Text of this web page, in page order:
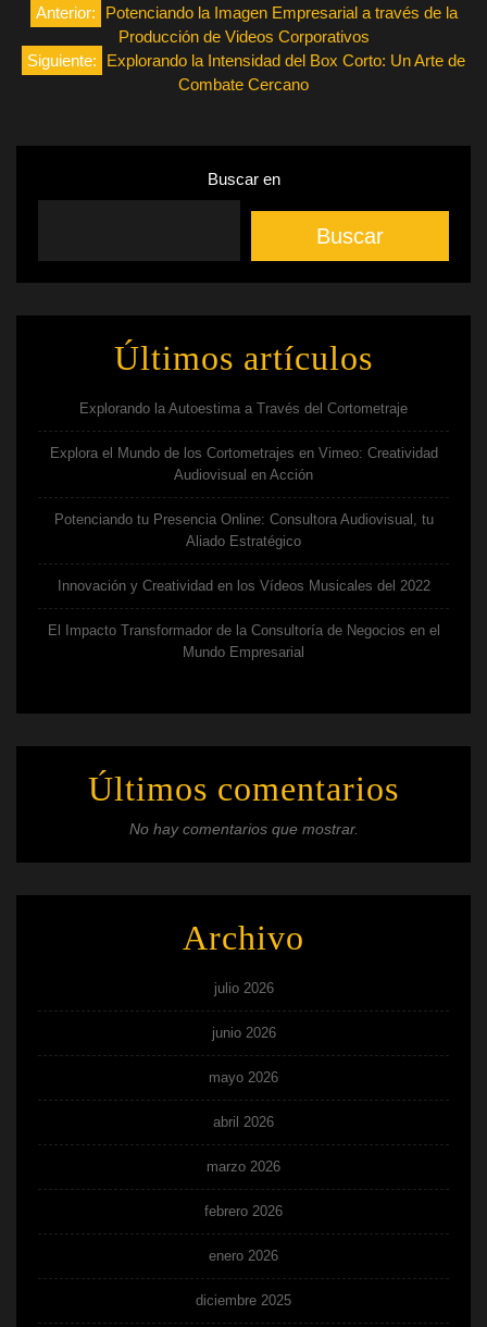
Navegación
de
Anterior:
Potenciando la Imagen Empresarial a través de la
Producción de Videos Corporativos
Siguiente:
Explorando la Intensidad del Box Corto: Un Arte de
Combate Cercano
Buscar en
Buscar
Últimos artículos
Explorando la Autoestima a Través del Cortometraje
Explora el Mundo de los Cortometrajes en Vimeo: Creatividad
Audiovisual en Acción
Potenciando tu Presencia Online: Consultora Audiovisual, tu
Aliado Estratégico
Innovación y Creatividad en los Vídeos Musicales del 2022
El Impacto Transformador de la Consultoría de Negocios en el
Mundo Empresarial
Últimos comentarios
No hay comentarios que mostrar.
Archivo
julio 2026
junio 2026
mayo 2026
abril 2026
marzo 2026
febrero 2026
enero 2026
diciembre 2025